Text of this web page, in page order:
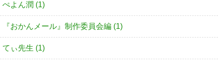
ぺよん潤 (1)
『おかんメール』制作委員会編 (1)
てぃ先生 (1)